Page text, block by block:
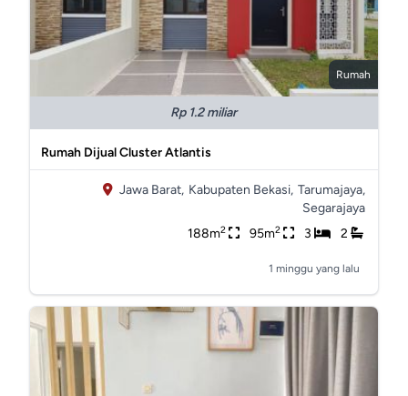
Rumah
Rp 1.2 miliar
Rumah Dijual Cluster Atlantis
Jawa Barat, Kabupaten Bekasi, Tarumajaya,
Segarajaya
188m2 95m2 3 2
1 minggu yang lalu